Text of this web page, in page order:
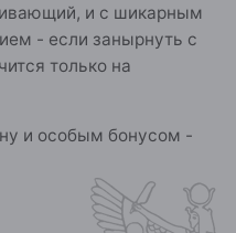
и с шикарным
- если занырнуть с
только на
и особым бонусом -